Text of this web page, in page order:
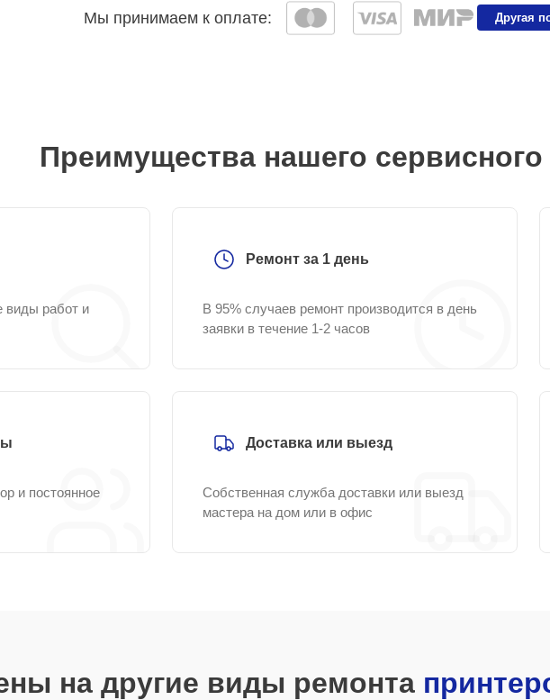
Мы принимаем к оплате: Другая
Преимущества нашего сервисного
виды работ и
Ремонт за 1 день
В 95% случаев ремонт производится в день
заявки в течение 1-2 часов
и постоянное
Доставка или выезд
Собственная служба доставки или выезд
мастера на дом или в офис
на другие виды ремонта